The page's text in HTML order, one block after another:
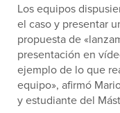
Los equipos
el caso y presentar
propuesta de
presentación en
ejemplo de lo que
equipo», afirmó
y estudiante del